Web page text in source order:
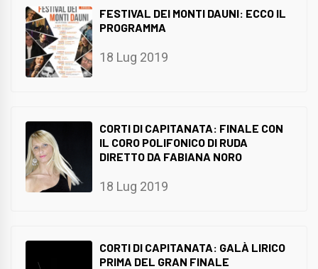
FESTIVAL DEI MONTI DAUNI: ECCO IL
PROGRAMMA
18 Lug 2019
CORTI DI CAPITANATA: FINALE CON
IL CORO POLIFONICO DI RUDA
DIRETTO DA FABIANA NORO
18 Lug 2019
CORTI DI CAPITANATA: GALÀ LIRICO
PRIMA DEL GRAN FINALE